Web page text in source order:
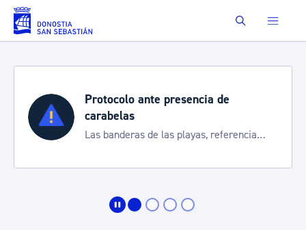
Saltar al contenido principal Buscar
Protocolo ante presencia de
carabelas
Las banderas de las playas, referencia